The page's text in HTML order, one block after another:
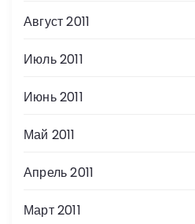
Август 2011
Июль 2011
Июнь 2011
Май 2011
Апрель 2011
Март 2011